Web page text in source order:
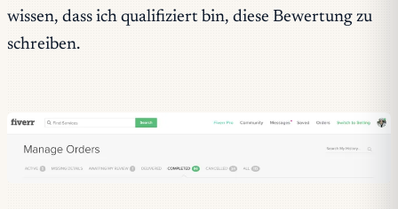
wissen, dass ich qualifiziert bin, diese Bewertung zu
schreiben.